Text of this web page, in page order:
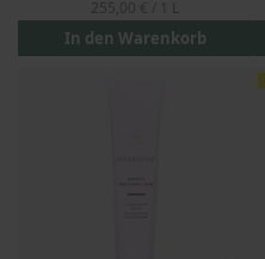
In den Warenkorb